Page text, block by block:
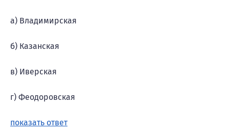
а) Владимирская
б) Казанская
в) Иверская
г) Феодоровская
показать ответ